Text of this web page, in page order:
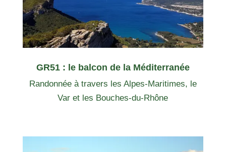
GR51 : le balcon de la Méditerranée
Randonnée à travers les Alpes-Maritimes, le
Var et les Bouches-du-Rhône